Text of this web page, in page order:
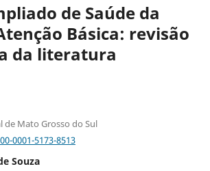
de Saúde da
Básica: revisão
da literatura
de Mato Grosso do Sul
0001-5173-8513
Souza